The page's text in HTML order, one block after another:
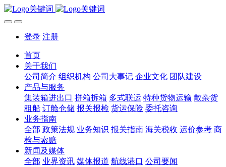
登录 注册
首页
关于我们
公司简介 组织机构 公司大事记 企业文化 团队建设
产品与服务
集装箱进出口 拼箱拆箱 多式联运 特种货物运输 散杂货
租船 订舱仓储 报关报检 货运保险 委托咨询
业务指南
全部 政策法规 业务知识 报关指南 海关税收 运价参考 商
检与索赔
新闻及媒体
全部 业界资讯 媒体报道 航线港口 公司要闻